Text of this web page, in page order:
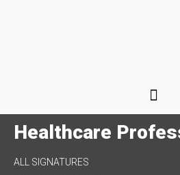
Healthcare
ALL SIGNATURES